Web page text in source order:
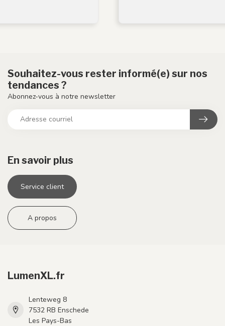
En savoir plus
Service client
A propos
Souhaitez-vous rester informé(e) sur nos
tendances ?
Abonnez-vous à notre newsletter
LumenXL.fr
Lenteweg 8
7532 RB Enschede
Les Pays-Bas